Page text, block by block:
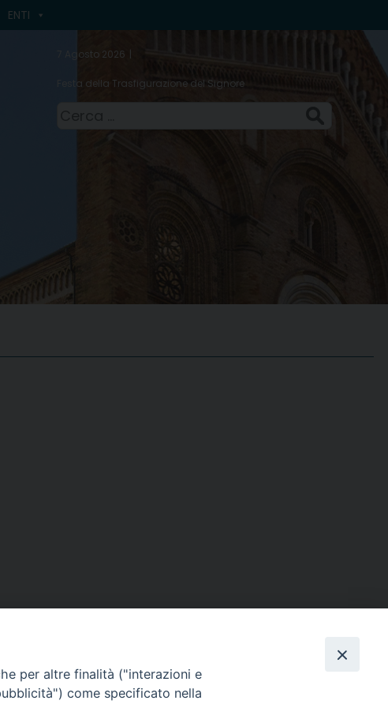
ENTI
7 Agosto 2026
Festa della Trasfigurazione del Signore
per:
per altre finalità ("interazioni e
come specificato nella